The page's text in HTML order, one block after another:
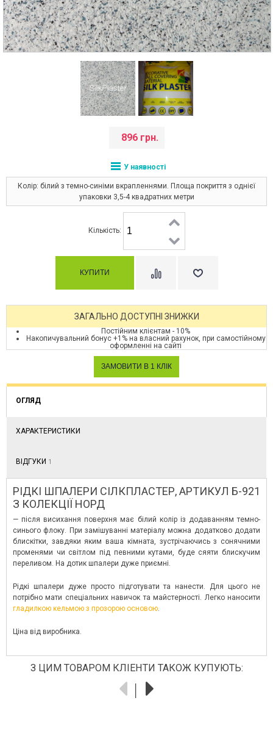
896 грн.
У наявності
Колір: білий з темно-синіми вкрапленнями. Площа покриття з однієї
упаковки 3,5-4 квадратних метри
Кількість:
ЗАГАЛЬНО ДОСТУПНІ ЗНИЖКИ
Постійним клієнтам - 10%
Накопичувальний бонус +1% на власний рахунок, при самостійному
оформленні на сайті
ОГЛЯД
ХАРАКТЕРИСТИКИ
ВІДГУКИ 1
РІДКІ ШПАЛЕРИ СІЛКПЛАСТЕР, АРТИКУЛ Б-921
З КОЛЕКЦІЇ НОРД
— після висихання поверхня має білий колір із додаванням темно-
синього флоку. При замішуванні матеріалу можна додатково додати
блискітки, завдяки яким ваша кімната, зустрічаючись з сонячними
променями чи світлом під певними кутами, буде сяяти блискучим
переливом. На дотик шпалери дуже приємні.
Рідкі шпалери дуже просто підготувати та нанести. Для цього не
потрібно мати спеціальних навичок та майстерності. Легко наносити
гладилкою кельмою з прозорою основою
Ціна від виробника.
З ЦИМ ТОВАРОМ КЛІЕНТИ ТАКОЖ КУПУЮТЬ: